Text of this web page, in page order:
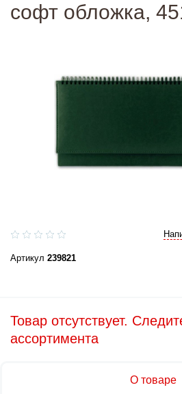
софт обложка,
Артикул 239821
Товар отсутствует.
ассортимента
О товаре